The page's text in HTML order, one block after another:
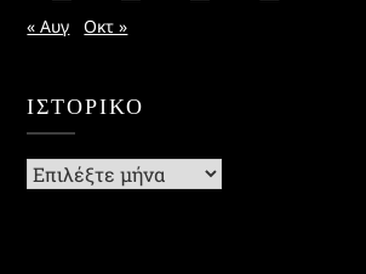
« Αυγ
Οκτ »
ΙΣΤΟΡΙΚΌ
Ιστορικό